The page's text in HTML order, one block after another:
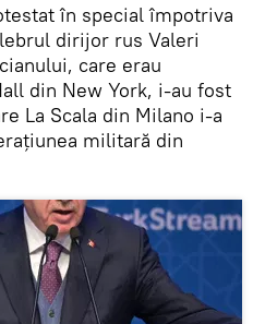
în special împotriva
dirijor rus Valeri
care erau
din New York, i-au fost
La Scala din Milano i-a
militară din